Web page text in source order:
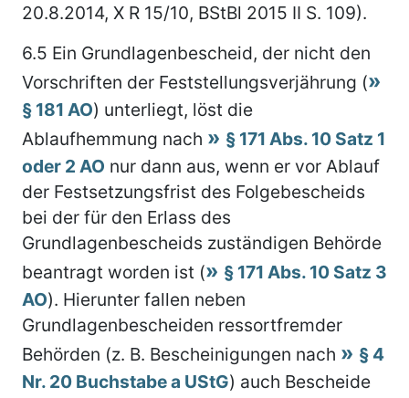
20.8.2014, X R 15/10, BStBl 2015 II S. 109).
6.5 Ein Grundlagenbescheid, der nicht den
Vorschriften der Feststellungsverjährung (
§ 181 AO) unterliegt, löst die
Ablaufhemmung nach
§ 171 Abs. 10 Satz 1
oder 2 AO nur dann aus, wenn er vor Ablauf
der Festsetzungsfrist des Folgebescheids
bei der für den Erlass des
Grundlagenbescheids zuständigen Behörde
beantragt worden ist (
§ 171 Abs. 10 Satz 3
AO). Hierunter fallen neben
Grundlagenbescheiden ressortfremder
Behörden (z. B. Bescheinigungen nach
§ 4
Nr. 20 Buchstabe a UStG) auch Bescheide